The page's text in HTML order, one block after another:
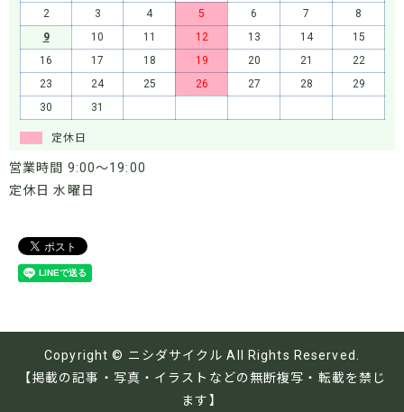
2
3 4 5 6 7
8
9
10 11 12 13 14
15
16
17 18 19 20 21
22
23
24 25 26 27 28
29
30
31
定休日
営業時間 9:00～19:00
定休日 水曜日
Copyright © ニシダサイクル All Rights Reserved.
【掲載の記事・写真・イラストなどの無断複写・転載を禁じ
ます】